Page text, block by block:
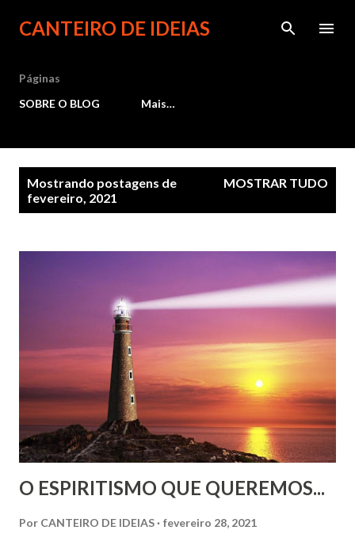
Pular para o conteúdo principal
CANTEIRO DE IDEIAS
Páginas
SOBRE O BLOG
Mais…
Mostrando postagens de
fevereiro, 2021
MOSTRAR TUDO
O ESPIRITISMO QUE QUEREMOS...
Por CANTEIRO DE IDEIAS fevereiro 28, 2021